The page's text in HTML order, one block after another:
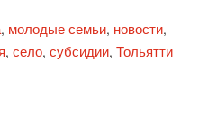
, молодые семьи, новости,
, село, субсидии, Тольятти